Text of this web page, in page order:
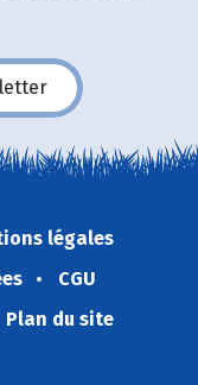
légales
CGU
Plan du site